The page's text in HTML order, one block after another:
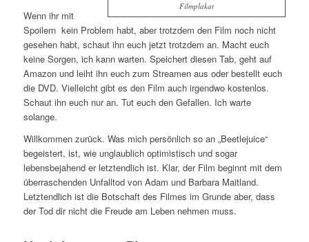
Filmplakat
Wenn ihr mit
Spoilern kein Problem habt, aber trotzdem den Film noch nicht
gesehen habt, schaut ihn euch jetzt trotzdem an. Macht euch
keine Sorgen, ich kann warten. Speichert diesen Tab, geht auf
Amazon und leiht ihn euch zum Streamen aus oder bestellt euch
die DVD. Vielleicht gibt es den Film auch irgendwo kostenlos.
Schaut ihn euch nur an. Tut euch den Gefallen. Ich warte
solange.
Willkommen zurück. Was mich persönlich so an „Beetlejuice“
begeistert, ist, wie unglaublich optimistisch und sogar
lebensbejahend er letztendlich ist. Klar, der Film beginnt mit dem
überraschenden Unfalltod von Adam und Barbara Maitland.
Letztendlich ist die Botschaft des Filmes im Grunde aber, dass
der Tod dir nicht die Freude am Leben nehmen muss.